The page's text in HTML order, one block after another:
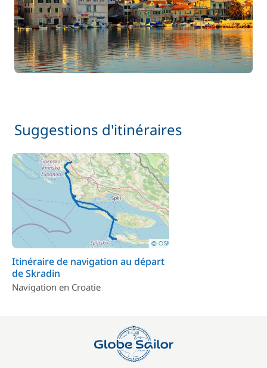
Suggestions d'itinéraires
Itinéraire de navigation au départ
de Skradin
Navigation en Croatie